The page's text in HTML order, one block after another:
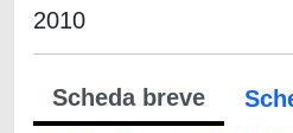
2010
Scheda breve